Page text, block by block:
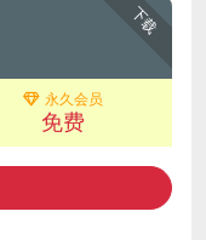
下载
永久会员
免费